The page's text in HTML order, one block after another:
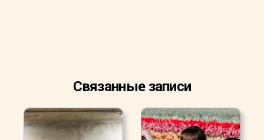
Связанные записи